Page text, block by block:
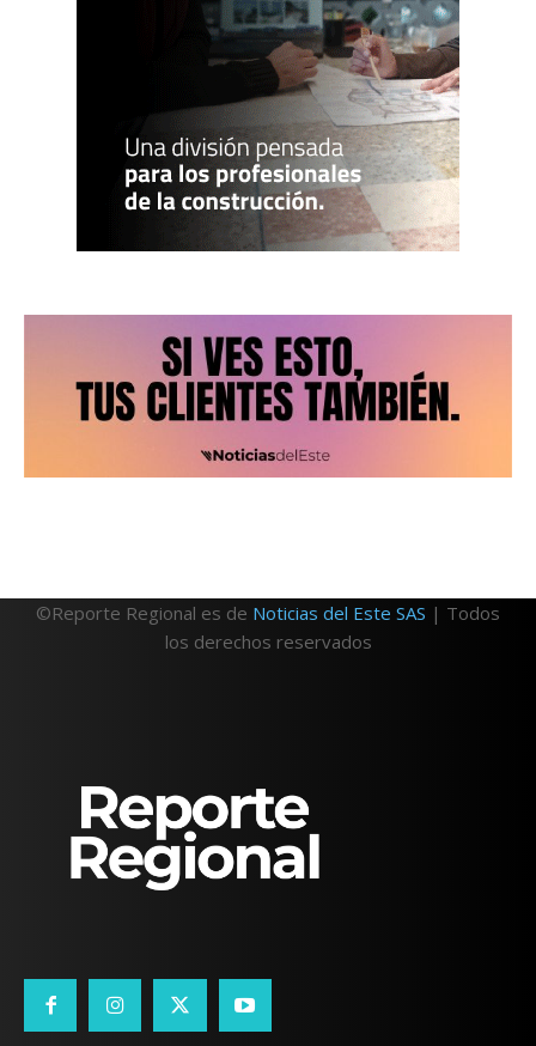
©Reporte Regional es de Noticias del Este SAS | Todos
los derechos reservados